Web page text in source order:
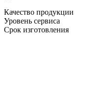
Качество продукции
Уровень сервиса
Срок изготовления